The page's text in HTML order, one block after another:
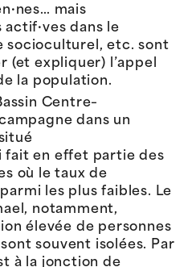
… mais
actif·ves dans le
socioculturel, etc. sont
(et expliquer) l’appel
la population.
assin Centre–
dans un
fait en effet partie des
où le taux de
les plus faibles. Le
notamment,
élevée de personnes
souvent isolées. Par
à la jonction de